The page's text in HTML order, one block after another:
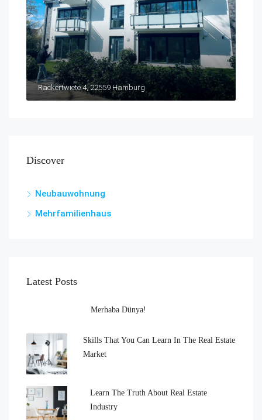
Rackertwiete 4, 22559 Hamburg
Discover
Neubauwohnung
Mehrfamilienhaus
Latest Posts
Merhaba Dünya!
Skills That You Can Learn In The Real Estate
Market
Learn The Truth About Real Estate
Industry